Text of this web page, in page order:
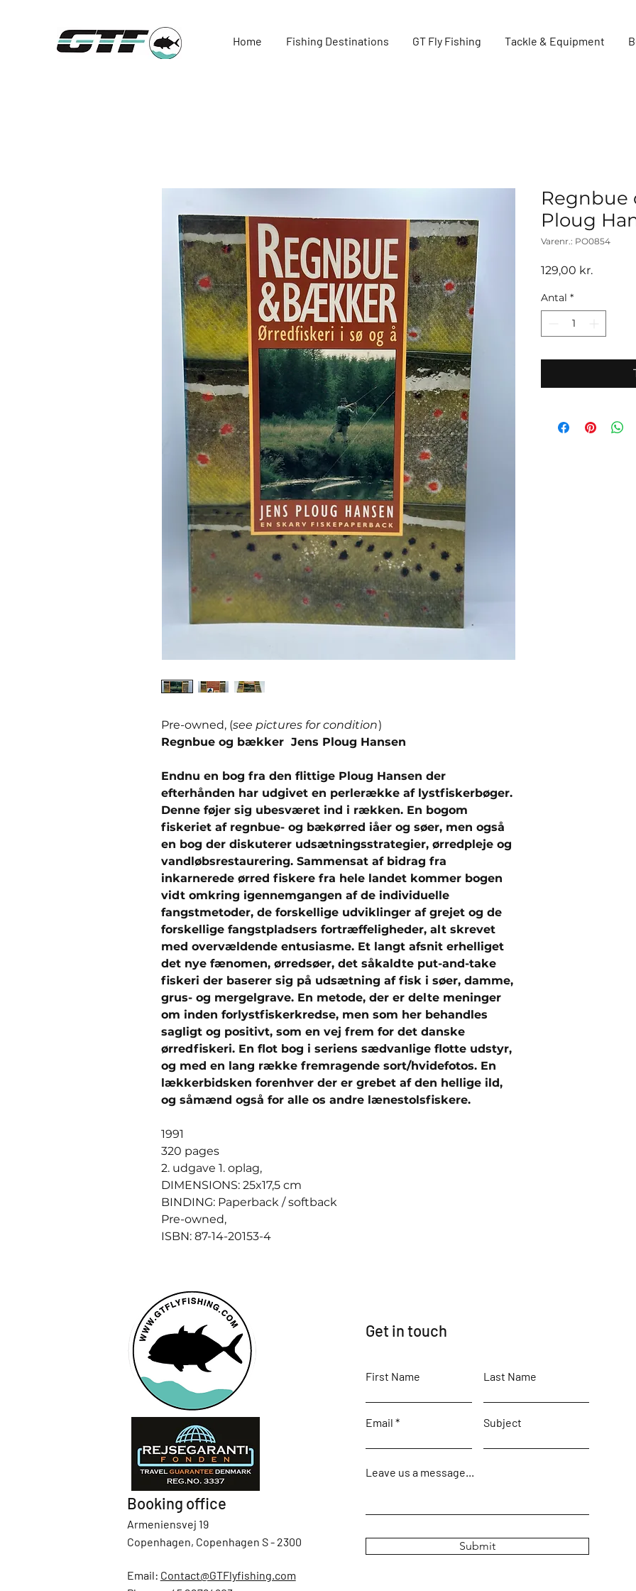
Home Fishing Destinations GT Fly Fishing Tackle & Equipment
Pre-owned, (see pictures for condition)
Regnbue og bækker Jens Ploug Hansen
Endnu en bog fra den flittige Ploug Hansen der
efterhånden har udgivet en perlerække af lystfiskerbøger.
Denne føjer sig ubesværet ind i rækken. En bogom
fiskeriet af regnbue- og bækørred iåer og søer, men også
en bog der diskuterer udsætningsstrategier, ørredpleje og
vandløbsrestaurering. Sammensat af bidrag fra
inkarnerede ørred fiskere fra hele landet kommer bogen
vidt omkring igennemgangen af de individuelle
fangstmetoder, de forskellige udviklinger af grejet og de
forskellige fangstpladsers fortræffeligheder, alt skrevet
med overvældende entusiasme. Et langt afsnit erhelliget
det nye fænomen, ørredsøer, det såkaldte put-and-take
fiskeri der baserer sig på udsætning af fisk i søer, damme,
grus- og mergelgrave. En metode, der er delte meninger
om inden forlystfiskerkredse, men som her behandles
sagligt og positivt, som en vej frem for det danske
ørredfiskeri. En flot bog i seriens sædvanlige flotte udstyr,
og med en lang række fremragende sort/hvidefotos. En
lækkerbidsken forenhver der er grebet af den hellige ild,
og såmænd også for alle os andre lænestolsfiskere.
1991
320 pages
2. udgave 1. oplag,
DIMENSIONS: 25x17,5 cm
BINDING: Paperback / softback
Pre-owned,
ISBN: 87-14-20153-4
Regnbue
Ploug
Varenr.: PO0854
129,00 kr.Pris
Antal *
Booking office
Armeniensvej 19
Copenhagen, Copenhagen S - 2300
Email: Contact@GTFlyfishing.com
Get in touch
First Name Last Name
Email Subject
Leave us a message...
Submit